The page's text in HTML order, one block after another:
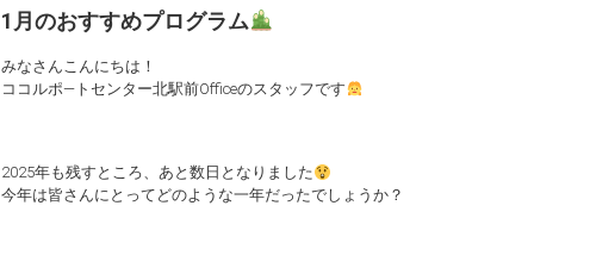
1月のおすすめプログラム
みなさんこんにちは！
ココルポ―トセンター北駅前Officeのスタッフです
2025年も残すところ、あと数日となりました
今年は皆さんにとってどのような一年だったでしょうか？